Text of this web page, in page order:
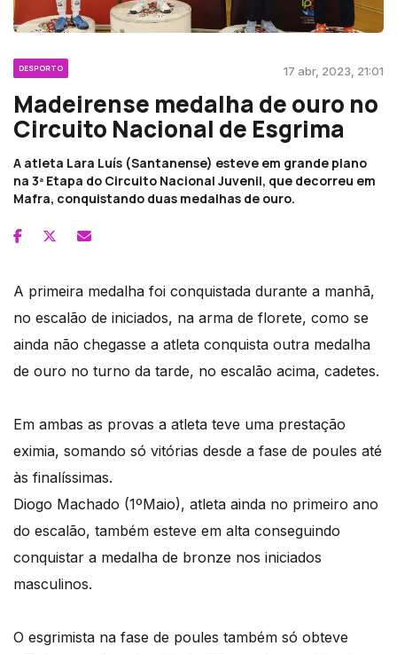
DESPORTO 17 abr, 2023, 21:01
Madeirense medalha de ouro no
Circuito Nacional de Esgrima
A atleta Lara Luís (Santanense) esteve em grande plano
na 3ª Etapa do Circuito Nacional Juvenil, que decorreu em
Mafra, conquistando duas medalhas de ouro.
A primeira medalha foi conquistada durante a manhã,
no escalão de iniciados, na arma de florete, como se
ainda não chegasse a atleta conquista outra medalha
de ouro no turno da tarde, no escalão acima, cadetes.
Em ambas as provas a atleta teve uma prestação
eximia, somando só vitórias desde a fase de poules até
às finalíssimas.
Diogo Machado (1ºMaio), atleta ainda no primeiro ano
do escalão, também esteve em alta conseguindo
conquistar a medalha de bronze nos iniciados
masculinos.
O esgrimista na fase de poules também só obteve